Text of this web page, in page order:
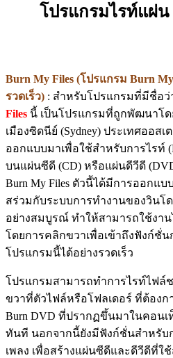
โปรแกรมไรท์แผ่น
Burn My Files (โปรแกรม Burn
รวดเร็ว) : สำหรับโปรแกรมที่มีชื่อว่
Files นี้ เป็นโปรแกรมที่ถูกพัฒนาโด
เมืองซิดนีย์ (Sydney) ประเทศออสเ
ออกแบบมาเพื่อใช้สำหรับการไรท์
บนแผ่นซีดี (CD) หรือแผ่นดีวีดี
Burn My Files ตัวนี้ได้มีการออกแ
สร่วมกับระบบการทำงานของวินโด
อย่างสมบูรณ์ ทำให้สามารถใช้งาน
โดยการคลิกขวาเพื่อเข้าถึงฟังก์ชั่น
โปรแกรมนี้ได้อย่างรวดเร็ว
โปรแกรมสามารถทำการไรท์ไฟล์
ขวาที่ตัวไฟล์หรือโฟลเดอร์ ที่ต้องก
Burn DVD ที่ปรากฏขึ้นมาในคอนเท็
ทันที นอกจากนี้ยังมีฟังก์ชั่นสำหรับ
เพลง เพื่อสร้างแผ่นซีดีและดีวีดีที่ใ